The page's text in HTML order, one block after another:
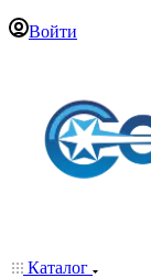
Войти
Каталог